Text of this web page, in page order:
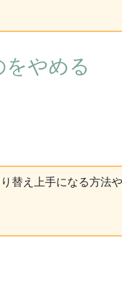
やめる
替え上手になる方法